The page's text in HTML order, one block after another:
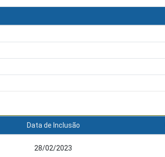
Data de Inclusão
28/02/2023